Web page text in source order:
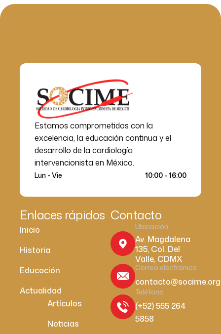
Estamos comprometidos con la
excelencia, la educación continua y el
desarrollo de la cardiología
intervencionista en México.
Lun - Vie 10:00 - 16:00
Enlaces rápidos
Inicio
Historia
Educación
Actualidad
Artículos
Noticias
Contacto
Ubicación
Av. Magdalena
135, Col. Del
Valle, CDMX
Correo electrónico
contacto@socime.org
Teléfono
(+52) 555 264
5858